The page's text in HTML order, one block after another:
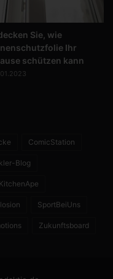
Sie, wie
Ihr
schützen kann
ComicStation
Blog
KitchenApe
SportBeiUns
Zukunftsboard